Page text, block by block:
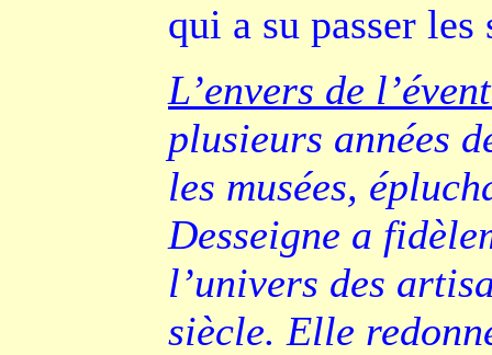
qui a su passer les
L’envers de
plusieurs années
les musées,
Desseigne a
l’univers des
siècle. Elle